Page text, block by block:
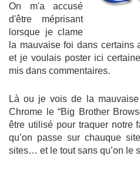
On m'a accusé
d'être méprisant
lorsque je clame
la mauvaise foi dans certains
et je voulais poster ici
mis dans commentaires.
Là ou je vois de la mauvaise
Chrome le “Big Brother
être utilisé pour traquer notre
qu’on passe sur chauque
sites… et le tout sans qu’on le